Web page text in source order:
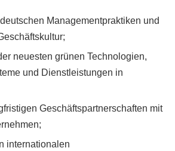
Managementpraktiken und
neuesten grünen Technologien,
und Dienstleistungen in
Geschäftspartnerschaften mit
internationalen